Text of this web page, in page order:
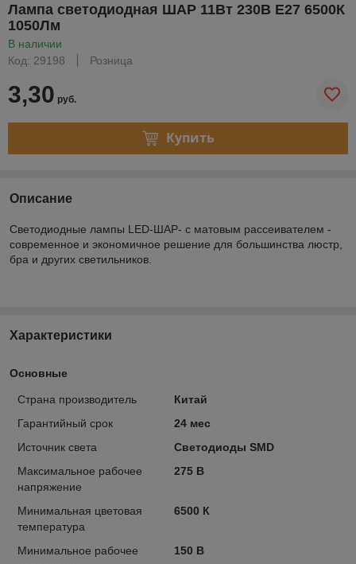
Лампа светодиодная ШАР 11Вт 230В Е27 6500К
1050Лм
В наличии
Код: 29198
Розница
3,30 руб.
Купить
Описание
Светодиодные лампы LED-ШАР- с матовым рассеивателем -
современное и экономичное решение для большинства люстр,
бра и других светильников.
Характеристики
Основные
Страна производитель
Китай
Гарантийный срок
24 мес
Источник света
Светодиоды SMD
Максимальное рабочее
напряжение
275 В
Минимальная цветовая
температура
6500 К
Минимальное рабочее
150 В